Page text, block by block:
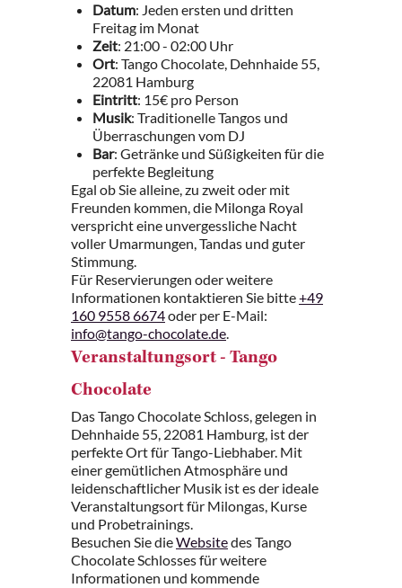
Datum: Jeden ersten und dritten
Freitag im Monat
Zeit: 21:00 - 02:00 Uhr
Ort: Tango Chocolate, Dehnhaide 55,
22081 Hamburg
Eintritt: 15€ pro Person
Musik: Traditionelle Tangos und
Überraschungen vom DJ
Bar: Getränke und Süßigkeiten für die
perfekte Begleitung
Egal ob Sie alleine, zu zweit oder mit
Freunden kommen, die Milonga Royal
verspricht eine unvergessliche Nacht
voller Umarmungen, Tandas und guter
Stimmung.
Für Reservierungen oder weitere
Informationen kontaktieren Sie bitte+49
160 9558 6674oder per E-Mail:
info@tango-chocolate.de.
Veranstaltungsort - Tango
Chocolate
Das Tango Chocolate Schloss, gelegen in
Dehnhaide 55, 22081 Hamburg, ist der
perfekte Ort für Tango-Liebhaber. Mit
einer gemütlichen Atmosphäre und
leidenschaftlicher Musik ist es der ideale
Veranstaltungsort für Milongas, Kurse
und Probetrainings.
Besuchen Sie dieWebsitedes Tango
Chocolate Schlosses für weitere
Informationen und kommende